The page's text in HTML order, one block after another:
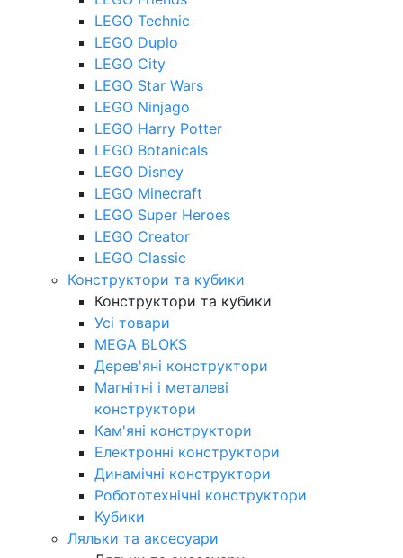
LEGO Technic
LEGO Duplo
LEGO City
LEGO Star Wars
LEGO Ninjago
LEGO Harry Potter
LEGO Botanicals
LEGO Disney
LEGO Minecraft
LEGO Super Heroes
LEGO Creator
LEGO Classic
Конструктори та кубики
Конструктори та кубики
Усі товари
MEGA BLOKS
Дерев'яні конструктори
Магнітні і металеві
конструктори
Кам'яні конструктори
Електронні конструктори
Динамічні конструктори
Робототехнічні конструктори
Кубики
Ляльки та аксесуари